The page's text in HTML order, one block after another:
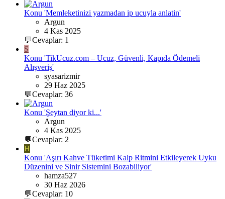
Konu 'Memleketinizi yazmadan ip ucuyla anlatin'
Argun
4 Kas 2025
💬Cevaplar: 1
S
Konu 'TikUcuz.com – Ucuz, Güvenli, Kapıda Ödemeli
Alışveriş'
syasarizmir
29 Haz 2025
💬Cevaplar: 36
Konu 'Şeytan diyor ki...'
Argun
4 Kas 2025
💬Cevaplar: 2
H
Konu 'Aşırı Kahve Tüketimi Kalp Ritmini Etkileyerek Uyku
Düzenini ve Sinir Sistemini Bozabiliyor'
hamza527
30 Haz 2026
💬Cevaplar: 10